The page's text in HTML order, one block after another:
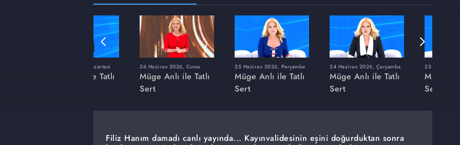
8 Haziran 2026, Pazartesi
Müge Anlı ile Tatlı
26 Haziran 2026, Cuma
Müge Anlı ile Tatlı
Sert
25 Haziran 2026, Perşembe
Müge Anlı ile Tatlı
Sert
24 Haziran 2026, Çarşamba
Müge Anlı ile Tatlı
Sert
23 Haziran
Müge
Sert
Filiz Hanım damadı canlı yayında... Kayınvalidesinin eşini doğurduktan sonra